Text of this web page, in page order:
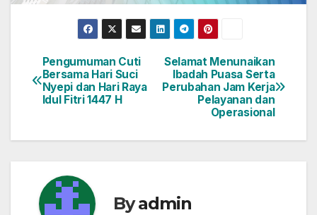
Navigasi
pos
Selamat Menunaikan
Ibadah Puasa Serta
Perubahan Jam Kerja
Pelayanan dan
Operasional
Pengumuman Cuti
Bersama Hari Suci
Nyepi dan Hari Raya
Idul Fitri 1447 H
Byadmin